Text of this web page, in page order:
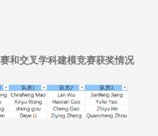
和交叉学科建模竞赛获奖情况